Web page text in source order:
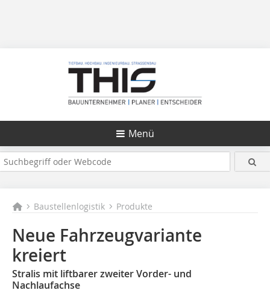
Menü
Baustellenlogistik Produkte
Neue Fahrzeugvariante
kreiert
Stralis mit liftbarer zweiter Vorder- und
Nachlaufachse